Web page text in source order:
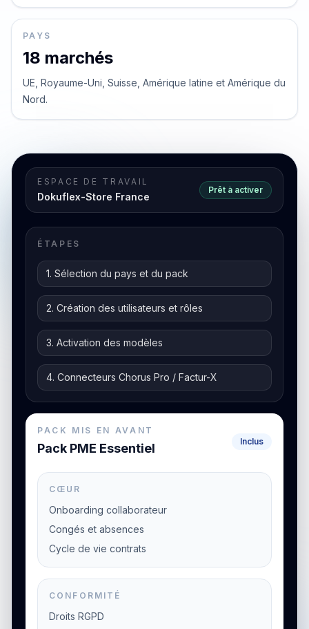
PAYS
18 marchés
UE, Royaume-Uni, Suisse, Amérique latine et Amérique du
Nord.
ESPACE DE TRAVAIL
Dokuflex-Store France
Prêt à activer
ÉTAPES
1. Sélection du pays et du pack
2. Création des utilisateurs et rôles
3. Activation des modèles
4. Connecteurs Chorus Pro / Factur-X
PACK MIS EN AVANT
Pack PME Essentiel Inclus
CŒUR
Onboarding collaborateur
Congés et absences
Cycle de vie contrats
CONFORMITÉ
Droits RGPD